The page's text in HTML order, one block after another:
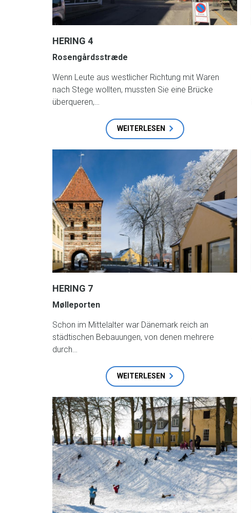
HERING 4
Rosengårdsstræde
Wenn Leute aus westlicher Richtung mit Waren
nach Stege wollten, mussten Sie eine Brücke
überqueren,…
WEITERLESEN
HERING 7
Mølleporten
Schon im Mittelalter war Dänemark reich an
städtischen Bebauungen, von denen mehrere
durch…
WEITERLESEN